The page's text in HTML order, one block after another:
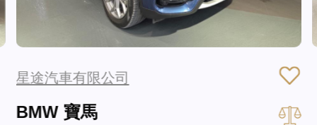
星途汽車有限公司
BMW 寶馬